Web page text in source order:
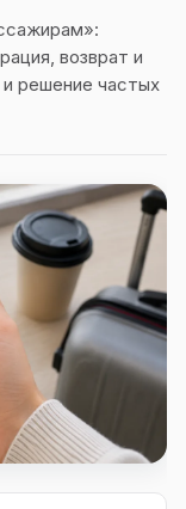
возврат и
решение частых